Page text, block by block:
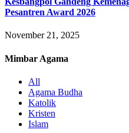
Pesantren Award 2026
November 21, 2025
Mimbar Agama
All
Agama Budha
Katolik
Kristen
Islam